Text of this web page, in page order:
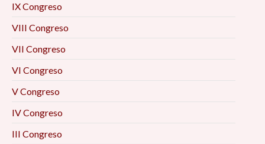
IX Congreso
VIII Congreso
VII Congreso
VI Congreso
V Congreso
IV Congreso
III Congreso